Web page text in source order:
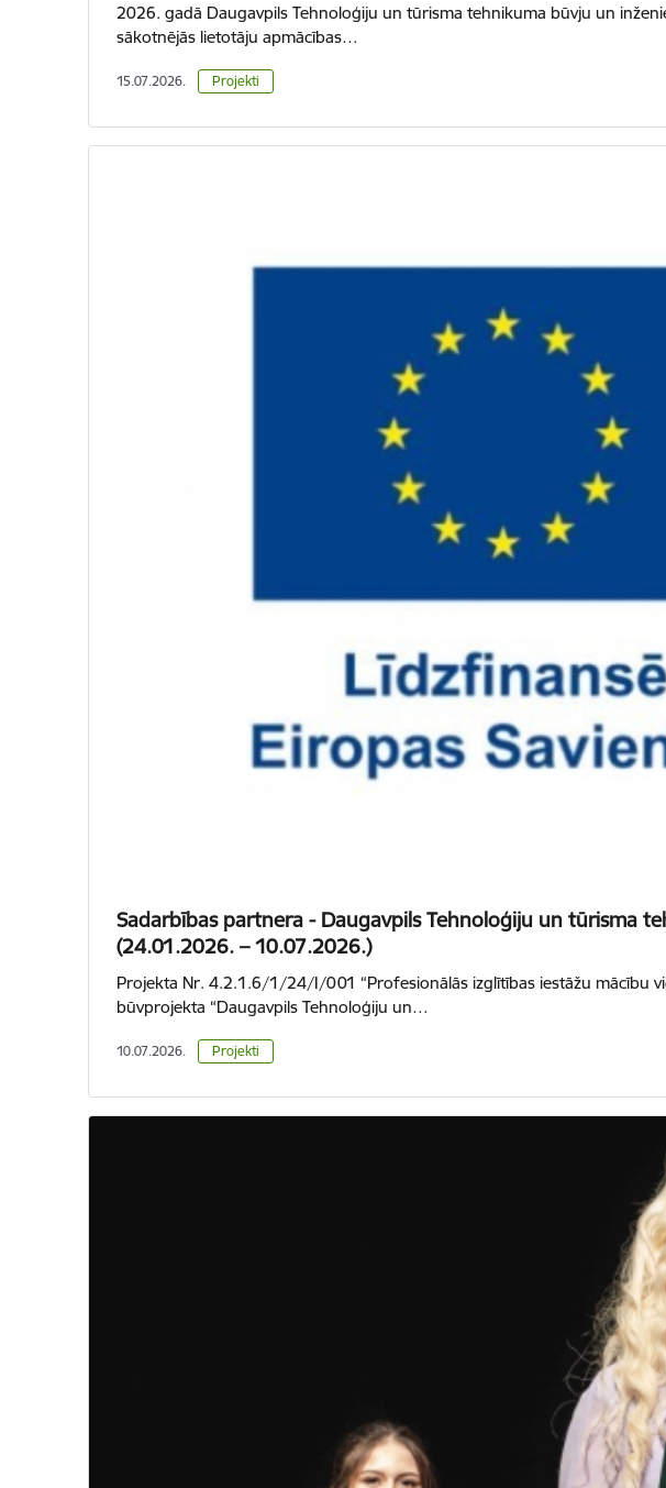
2026. gadā Daugavpils Tehnoloģiju un tūrisma tehnikuma būvju un
sākotnējās lietotāju apmācības…
15.07.2026. Projekti
Sadarbības partnera - Daugavpils Tehnoloģiju un tūrisma
(24.01.2026. – 10.07.2026.)
Projekta Nr. 4.2.1.6/1/24/I/001 “Profesionālās izglītības iestāžu mācību
būvprojekta “Daugavpils Tehnoloģiju un…
10.07.2026. Projekti